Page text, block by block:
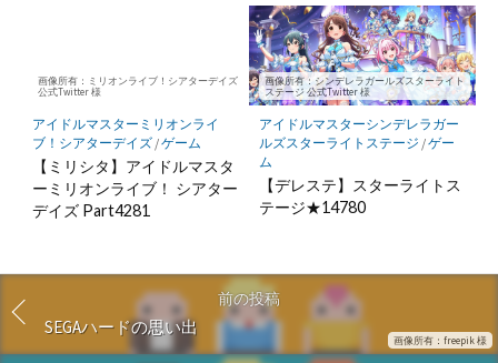
画像所有：ミリオンライブ！シアターデイズ
公式Twitter 様
アイドルマスターミリオンライ
ブ！シアターデイズ/ゲーム
【ミリシタ】アイドルマスタ
ーミリオンライブ！ シアター
デイズ Part4281
画像所有：シンデレラガールズスターライト
ステージ 公式Twitter 様
アイドルマスターシンデレラガー
ルズスターライトステージ /ゲー
ム
【デレステ】スターライトス
テージ★14780
画像所有：freepik 様
前の投稿
SEGAハードの思い出